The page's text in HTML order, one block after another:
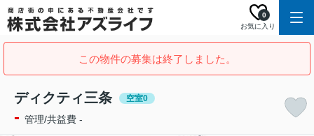
お気に入り
0
この物件の募集は終了しました。
ディクティ三条 空室0
- 管理/共益費 -